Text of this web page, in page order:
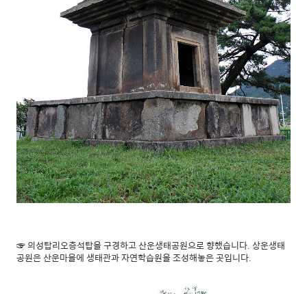
☞ 의성탑리오층석탑을 구경하고 산운생태공원으로 향했습니다. 상운생태
공원은 산운마을에 생태관과 자연학습원을 조성해놓은 곳입니다.